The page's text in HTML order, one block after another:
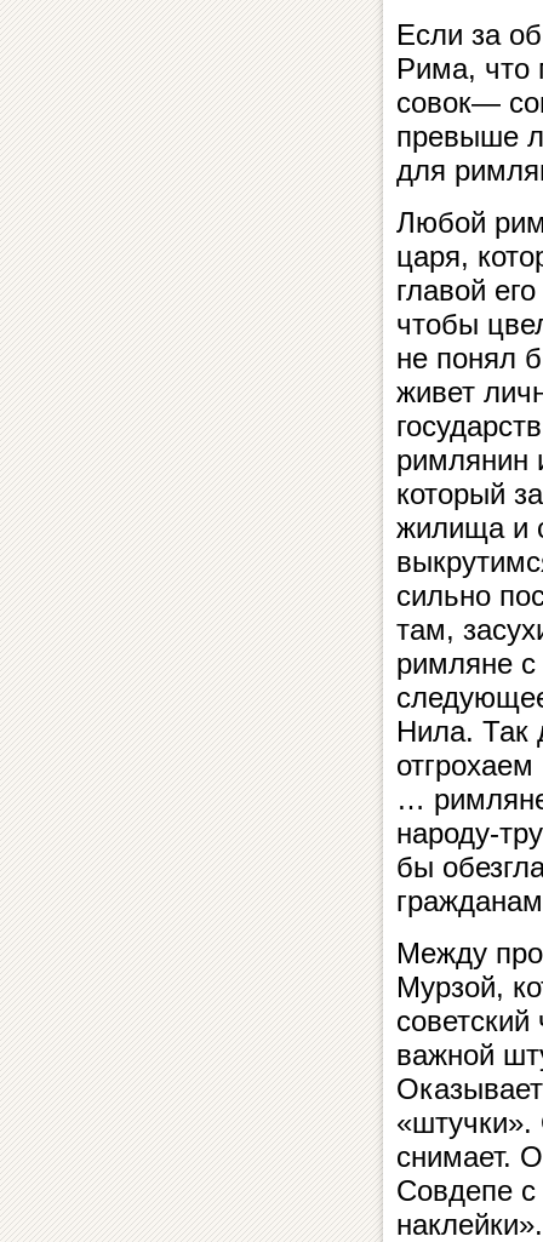
Если за
Рима,
совок—
превыше
для
Любой
царя,
главой
чтобы
не понял
живет
римлянин
который
жилища и
сильно
там,
римляне
Нила. Так
…
народу-
бы
Между
Мурзой,
важной
«штучки».
снимает.
Совдепе
наклейки».